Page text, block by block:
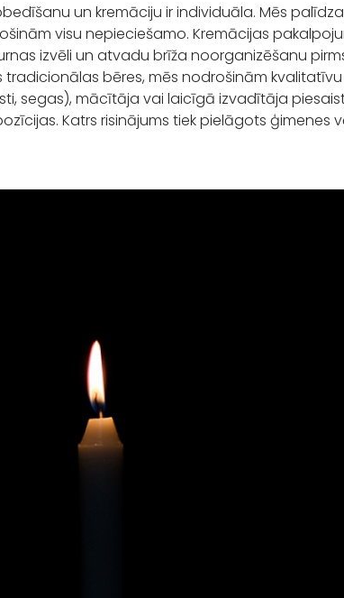
un kremāciju ir individuāla. Mēs
visu nepieciešamo. Kremācijas
izvēli un atvadu brīža noorganizēšanu
tradicionālas bēres, mēs nodrošinām kvalitatīvu
segas), mācītāja vai laicīgā izvadītāja
Katrs risinājums tiek pielāgots ģimenes